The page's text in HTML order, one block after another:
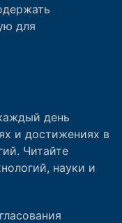
для
день
и достижениях в
Читайте
науки и